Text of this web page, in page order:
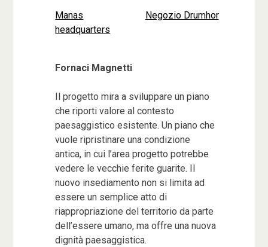
Navigazione
Manas
headquarters
Negozio Drumhor
Fornaci Magnetti
Il progetto mira a sviluppare un piano
che riporti valore al contesto
paesaggistico esistente. Un piano che
vuole ripristinare una condizione
antica, in cui l’area progetto potrebbe
vedere le vecchie ferite guarite. Il
nuovo insediamento non si limita ad
essere un semplice atto di
riappropriazione del territorio da parte
dell’essere umano, ma offre una nuova
dignità paesaggistica.